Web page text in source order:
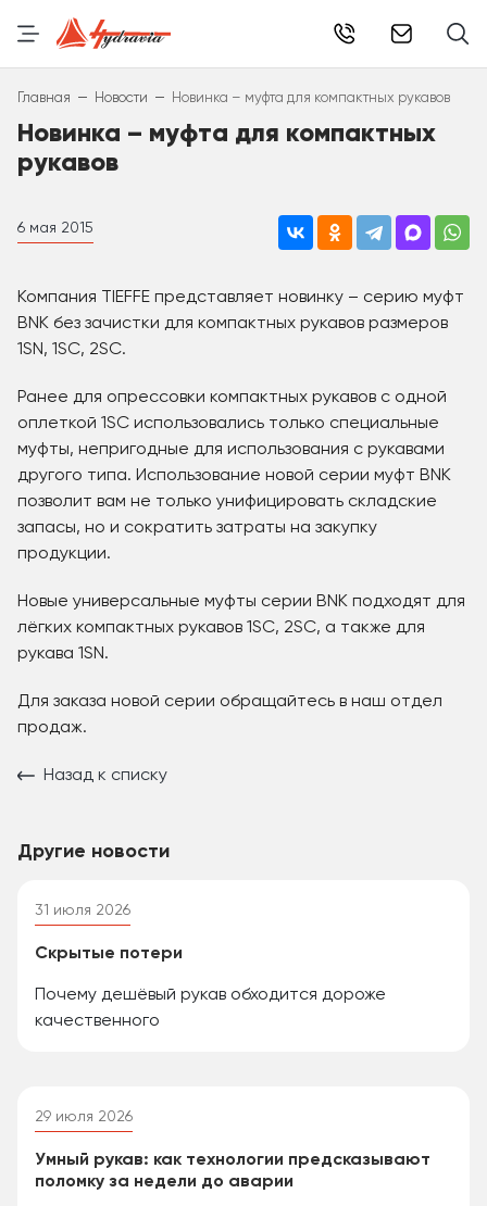
Главная – Новости – Новинка – муфта для компактных рукавов
Новинка – муфта для компактных
рукавов
6 мая 2015
Компания TIEFFE представляет новинку – серию муфт
BNK без зачистки для компактных рукавов размеров
1SN, 1SC, 2SC.
Ранее для опрессовки компактных рукавов с одной
оплеткой 1SC использовались только специальные
муфты, непригодные для использования с рукавами
другого типа. Использование новой серии муфт BNK
позволит вам не только унифицировать складские
запасы, но и сократить затраты на закупку
продукции.
Новые универсальные муфты серии BNK подходят для
лёгких компактных рукавов 1SC, 2SC, а также для
рукава 1SN.
Для заказа новой серии обращайтесь в наш отдел
продаж.
Назад к списку
Другие новости
31 июля 2026
Скрытые потери
Почему дешёвый рукав обходится дороже
качественного
29 июля 2026
Умный рукав: как технологии предсказывают
поломку за недели до аварии